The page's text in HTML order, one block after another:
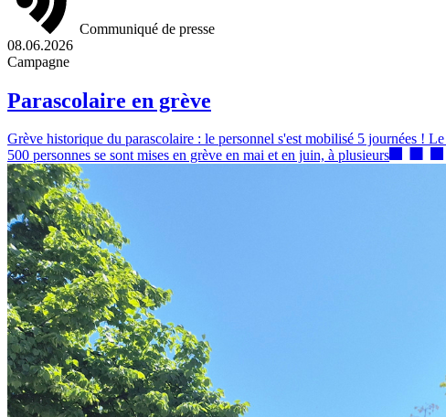
Communiqué de presse
08.06.2026
Campagne
Parascolaire en grève
Grève historique du parascolaire : le personnel s'est mobilisé 5 journées !
500 personnes se sont mises en grève en mai et en juin, à plusieurs